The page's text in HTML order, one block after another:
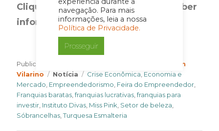
navegação. Para mais
informações, leia a nossa
Política de Privacidade.
Prosseguir
Clique aquie cadastre-se para receber
informações exclusivas. É gratuito!
Publicado em
Cleyton
Vilarino
Categories
Notícia Tags
Crise Econômica, Economia e
Mercado, Empreendedorismo, Feira do Empreendedor,
Franquias baratas,franquias lucrativas,franquias para
investir, Instituto Divas, Miss Pink, Setor de beleza,
Sóbrancelhas,Turquesa Esmalteria